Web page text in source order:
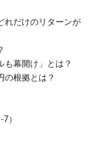
れだけのリターンが
も幕開け」とは？
の根拠とは？
）